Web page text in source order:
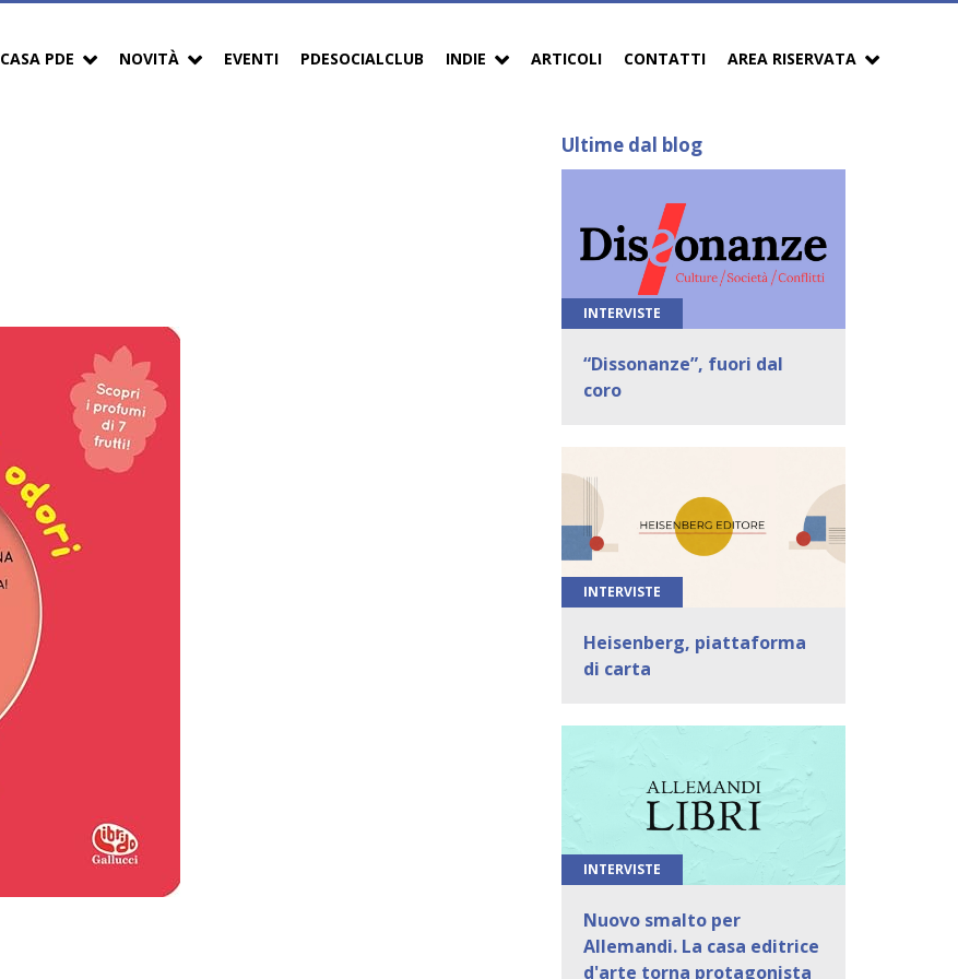
CASA PDE NOVITÀ EVENTI PDESOCIALCLUB INDIE ARTICOLI CONTATTI AREA RISERVATA
Ultime dal blog
INTERVISTE
“Dissonanze”, fuori dal
coro
INTERVISTE
Heisenberg, piattaforma
di carta
INTERVISTE
Nuovo smalto per
Allemandi. La casa editrice
d'arte torna protagonista